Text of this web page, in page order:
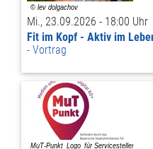
Mi., 23.09.2026 - 18:00 Uhr
Fit im Kopf - Aktiv im
Vortrag